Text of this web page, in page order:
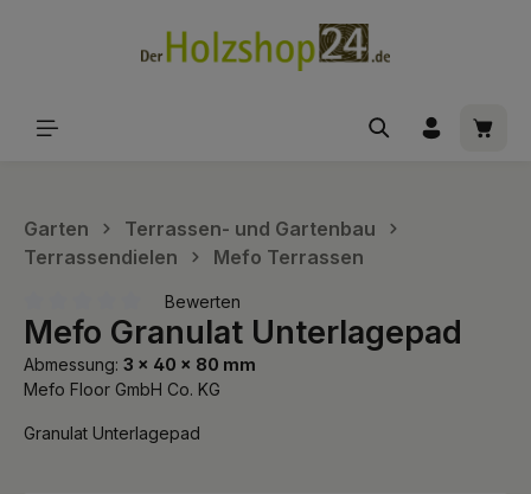
Garten
Terrassen- und Gartenbau
Terrassendielen
Mefo Terrassen
Durchschnittliche Bewertung von 0 von 5 Sternen
Bewerten
Mefo Granulat Unterlagepad
Abmessung: 3 x 40 x 80 mm
Mefo Floor GmbH Co. KG
Granulat Unterlagepad